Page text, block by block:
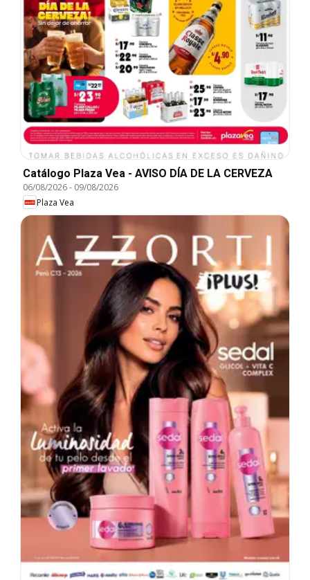
Catálogo Plaza Vea - AVISO DÍA DE LA CERVEZA
06/08/2026- 09/08/2026
Plaza Vea